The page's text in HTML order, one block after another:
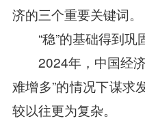
济的三个重要关键词。
“稳”的基础得到巩
2024年，中国经济
难增多”的情况下谋求
较以往更为复杂。